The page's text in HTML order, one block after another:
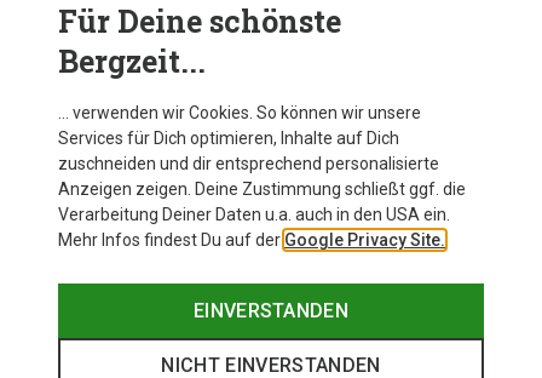
Du sparst 34%
Für Deine schönste
Bergzeit...
… verwenden wir Cookies. So können wir unsere
Services für Dich optimieren, Inhalte auf Dich
zuschneiden und dir entsprechend personalisierte
Anzeigen zeigen. Deine Zustimmung schließt ggf. die
Verarbeitung Deiner Daten u.a. auch in den USA ein.
Mehr Infos findest Du auf der Google Privacy Site.
EINVERSTANDEN
NICHT EINVERSTANDEN